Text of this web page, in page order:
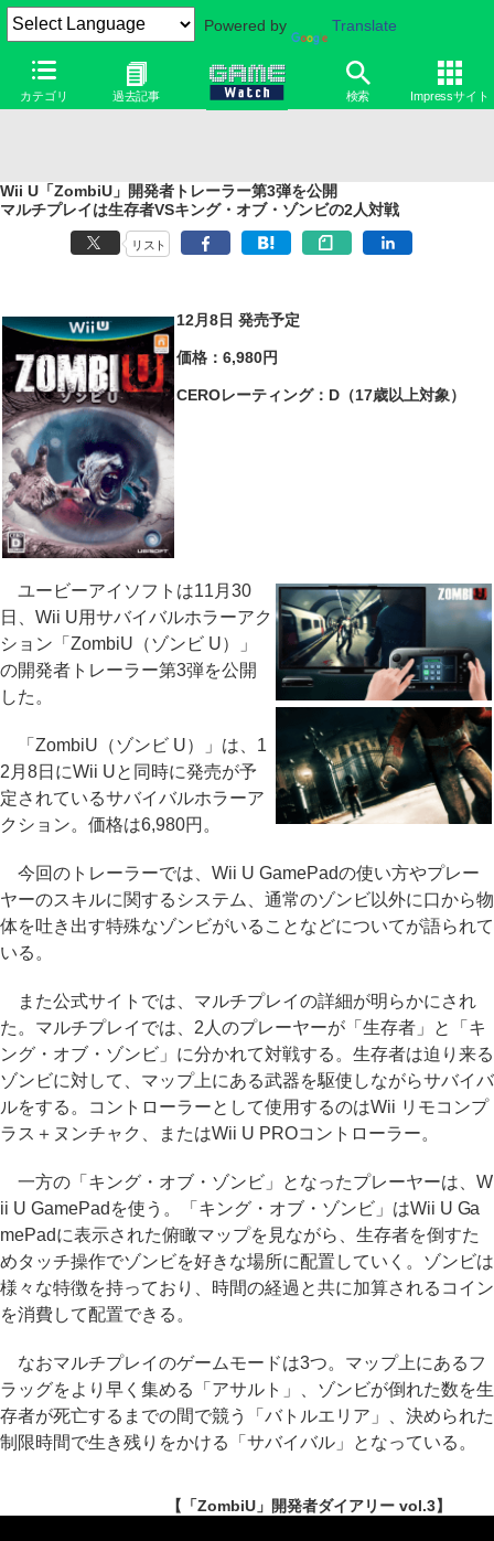
Powered by Translate
カテゴリ 過去記事 検索 Impressサイト
Wii U「ZombiU」開発者トレーラー第3弾を公開
マルチプレイは生存者VSキング・オブ・ゾンビの2人対戦
リスト
12月8日 発売予定
価格：6,980円
CEROレーティング：D（17歳以上対象）
ユービーアイソフトは11月30
日、Wii U用サバイバルホラーアク
ション「ZombiU（ゾンビ U）」
の開発者トレーラー第3弾を公開
した。
「ZombiU（ゾンビ U）」は、1
2月8日にWii Uと同時に発売が予
定されているサバイバルホラーア
クション。価格は6,980円。
今回のトレーラーでは、Wii U GamePadの使い方やプレー
ヤーのスキルに関するシステム、通常のゾンビ以外に口から物
体を吐き出す特殊なゾンビがいることなどについてが語られて
いる。
また公式サイトでは、マルチプレイの詳細が明らかにされ
た。マルチプレイでは、2人のプレーヤーが「生存者」と「キ
ング・オブ・ゾンビ」に分かれて対戦する。生存者は迫り来る
ゾンビに対して、マップ上にある武器を駆使しながらサバイバ
ルをする。コントローラーとして使用するのはWii リモコンプ
ラス＋ヌンチャク、またはWii U PROコントローラー。
一方の「キング・オブ・ゾンビ」となったプレーヤーは、W
ii U GamePadを使う。「キング・オブ・ゾンビ」はWii U Ga
mePadに表示された俯瞰マップを見ながら、生存者を倒すた
めタッチ操作でゾンビを好きな場所に配置していく。ゾンビは
様々な特徴を持っており、時間の経過と共に加算されるコイン
を消費して配置できる。
なおマルチプレイのゲームモードは3つ。マップ上にあるフ
ラッグをより早く集める「アサルト」、ゾンビが倒れた数を生
存者が死亡するまでの間で競う「バトルエリア」、決められた
制限時間で生き残りをかける「サバイバル」となっている。
【「ZombiU」開発者ダイアリー vol.3】